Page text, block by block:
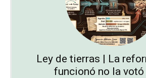
Ley de tierras | La
funcionó no la votó